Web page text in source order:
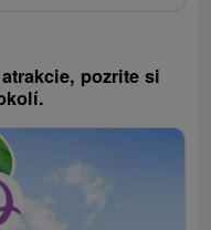
pozrite si